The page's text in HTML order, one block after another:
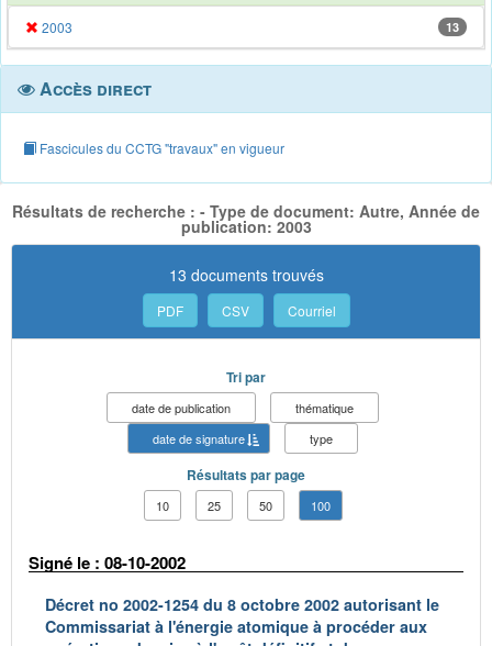
2003 13
Accès direct
Fascicules du CCTG "travaux" en vigueur
Résultats de recherche : - Type de document: Autre, Année de
publication: 2003
13 documents trouvés
PDF CSV Courriel
Tri par
date de publication
thématique
date de signature
type
Résultats par page
10 25 50 100
Signé le : 08-10-2002
Décret no 2002-1254 du 8 octobre 2002 autorisant le
Commissariat à l'énergie atomique à procéder aux